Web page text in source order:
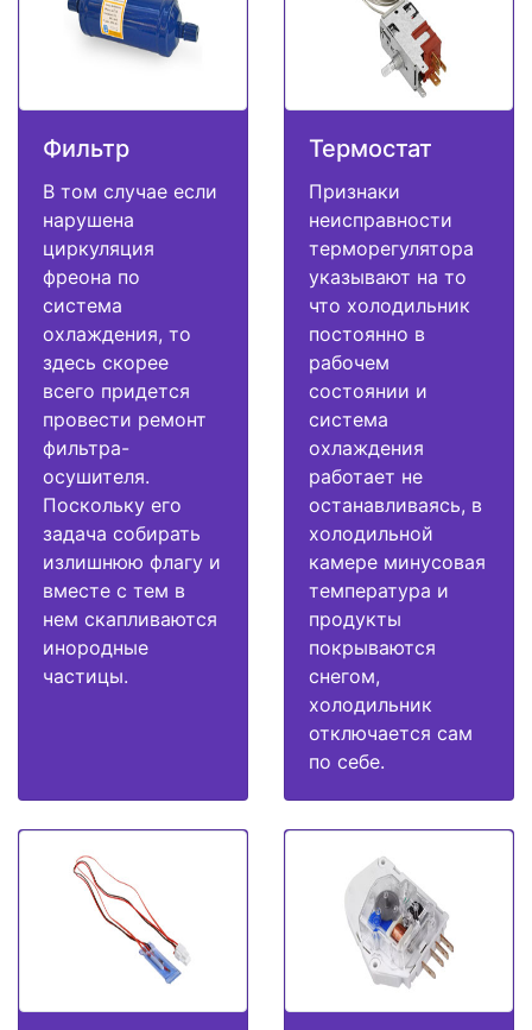
Фильтр
В том случае если
нарушена
циркуляция
фреона по
система
охлаждения, то
здесь скорее
всего придется
провести ремонт
фильтра-
осушителя.
Поскольку его
задача собирать
излишнюю флагу и
вместе с тем в
нем скапливаются
инородные
частицы.
Термостат
Признаки
неисправности
терморегулятора
указывают на то
что холодильник
постоянно в
рабочем
состоянии и
система
охлаждения
работает не
останавливаясь, в
холодильной
камере минусовая
температура и
продукты
покрываются
снегом,
холодильник
отключается сам
по себе.